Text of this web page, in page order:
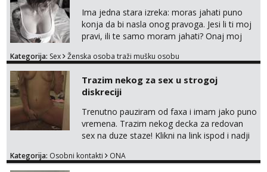
Ima jedna stara izreka: moras jahati puno
konja da bi nasla onog pravoga. Jesi li ti moj
pravi, ili te samo moram jahati? Onaj moj
na sexdater link i javi mi se tamo....
Kategorija: Sex Ženska osoba traži mušku osobu
Trazim nekog za sex u strogoj
diskreciji
Trenutno pauziram od faxa i imam jako puno
vremena. Trazim nekog decka za redovan
sex na duze staze! Klikni na link ispod i nadji
Kategorija: Osobni kontakti ONA